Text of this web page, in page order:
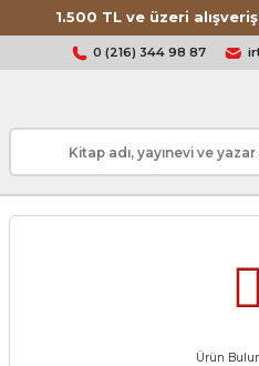
1.500 TL ve üzeri
0 (216) 344 98 87
Ürün